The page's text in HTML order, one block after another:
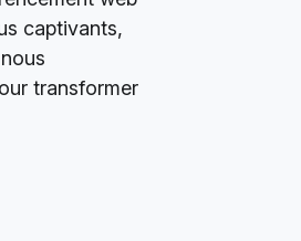
captivants,
transformer